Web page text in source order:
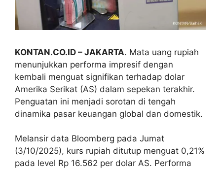
KONTAN.CO.ID – JAKARTA. Mata uang rupiah
menunjukkan performa impresif dengan
kembali menguat signifikan terhadap dolar
Amerika Serikat (AS) dalam sepekan terakhir.
Penguatan ini menjadi sorotan di tengah
dinamika pasar keuangan global dan domestik.
Melansir data Bloomberg pada Jumat
(3/10/2025), kurs rupiah ditutup menguat 0,21%
pada level Rp 16.562 per dolar AS. Performa